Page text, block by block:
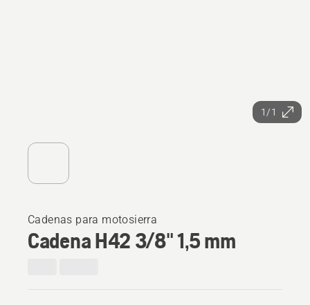
1/1
Cadenas para motosierra
Cadena H42 3/8" 1,5 mm